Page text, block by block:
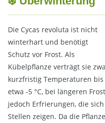
Die Cycas revoluta ist nicht
winterhart und benötigt
Schutz vor Frost. Als
Kübelpflanze verträgt sie
kurzfristig Temperaturen bis
etwa -5 °C, bei längeren
jedoch Erfrierungen, die
Stellen zeigen. Da die